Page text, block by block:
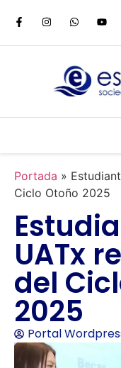
Portada »
Ciclo Otoño 2025
UATx
del
2025
Portal